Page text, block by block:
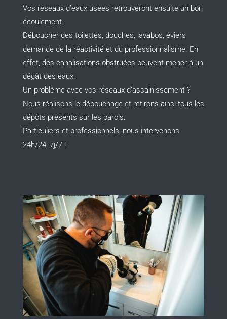
Vos réseaux d’eaux usées retrouveront ensuite un bon
écoulement.
Déboucher des toilettes, douches, lavabos, éviers
demande de la réactivité et du professionnalisme. En
effet, des canalisations obstruées peuvent mener à un
dégât des eaux.
Un problème avec vos réseaux d’assainissement ?
Nous réalisons le débouchage et retirons ainsi tous les
dépôts présents sur les parois.
Particuliers et professionnels, nous intervenons
24h/24, 7j/7 !